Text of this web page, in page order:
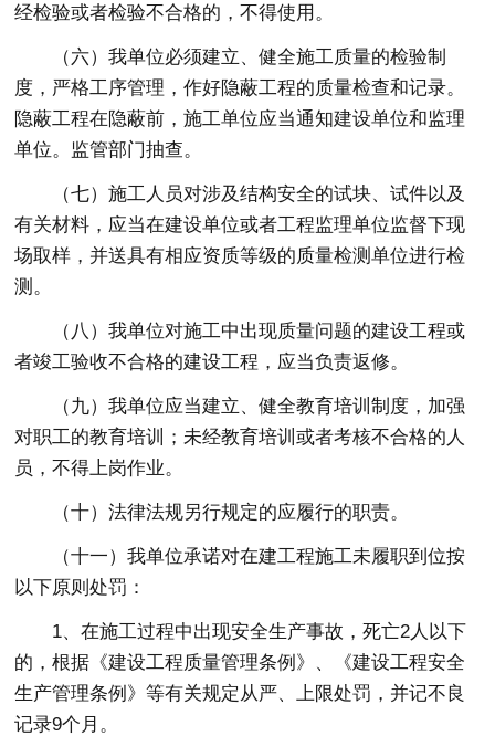
经检验或者检验不合格的，不得使用。
（六）我单位必须建立、健全施工质量的检验制
度，严格工序管理，作好隐蔽工程的质量检查和记录。
隐蔽工程在隐蔽前，施工单位应当通知建设单位和监理
单位。监管部门抽查。
（七）施工人员对涉及结构安全的试块、试件以及
有关材料，应当在建设单位或者工程监理单位监督下现
场取样，并送具有相应资质等级的质量检测单位进行检
测。
（八）我单位对施工中出现质量问题的建设工程或
者竣工验收不合格的建设工程，应当负责返修。
（九）我单位应当建立、健全教育培训制度，加强
对职工的教育培训；未经教育培训或者考核不合格的人
员，不得上岗作业。
（十）法律法规另行规定的应履行的职责。
（十一）我单位承诺对在建工程施工未履职到位按
以下原则处罚：
1、在施工过程中出现安全生产事故，死亡2人以下
的，根据《建设工程质量管理条例》、《建设工程安全
生产管理条例》等有关规定从严、上限处罚，并记不良
记录9个月。